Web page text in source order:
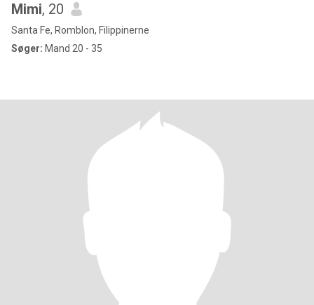
Mimi, 20
Santa Fe, Romblon, Filippinerne
Søger: Mand 20 - 35